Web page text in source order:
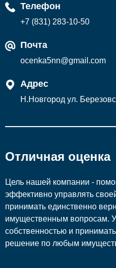
Телефон
+7 (831) 283-10-50
Почта
ocenka5nn@gmail.com
Адрес
Н.Новгород ул.
Отличная оценка
Цель нашей компании -
эффективно управлять
принимать единственно
имущественным вопросам.
собственностью и
решение по любым